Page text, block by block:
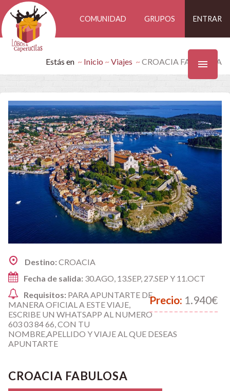
COMUNIDAD GRUPOS ENTRAR
Estás en Inicio Viajes CROACIA FABULOSA
Destino:CROACIA
Fecha de salida: 30.AGO, 13.SEP, 27.SEP Y 11.OCT
Precio: 1.940€
Requisitos: PARA APUNTARTE DE
MANERA OFICIAL A ESTE VIAJE,
ESCRIBE UN WHATSAPP AL NUMERO
603 03 84 66, CON TU
NOMBRE,APELLIDO Y VIAJE AL QUE DESEAS
APUNTARTE
CROACIA FABULOSA